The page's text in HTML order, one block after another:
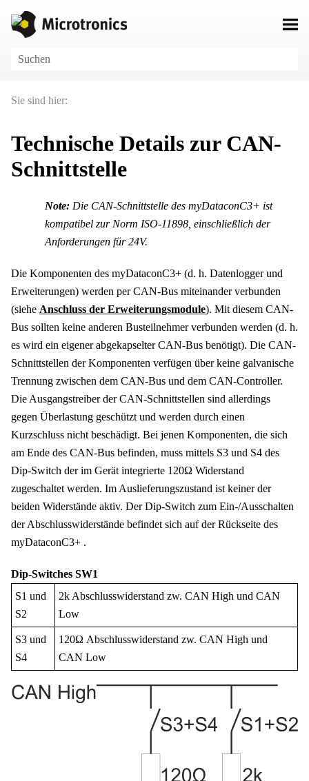
Zu Hauptinhalt springen
Sie sind hier:
Technische Details zur CAN-
Schnittstelle
Note: Die CAN-Schnittstelle desmyDataconC3+ ist
kompatibel zur Norm ISO-11898, einschließlich der
Anforderungen für 24V.
Die Komponenten des myDataconC3+ (d. h. Datenlogger und
Erweiterungen) werden per CAN-Bus miteinander verbunden
(siehe Anschluss der Erweiterungsmodule). Mit diesem CAN-
Bus sollten keine anderen Busteilnehmer verbunden werden (d. h.
es wird ein eigener abgekapselter CAN-Bus benötigt). Die CAN-
Schnittstellen der Komponenten verfügen über keine galvanische
Trennung zwischen dem CAN-Bus und dem CAN-Controller.
Die Ausgangstreiber der CAN-Schnittstellen sind allerdings
gegen Überlastung geschützt und werden durch einen
Kurzschluss nicht beschädigt. Bei jenen Komponenten, die sich
am Ende des CAN-Bus befinden, muss mittels S3 und S4 des
Dip-Switch der im Gerät integrierte 120Ω Widerstand
zugeschaltet werden. Im Auslieferungszustand ist keiner der
beiden Widerstände aktiv. Der Dip-Switch zum Ein-/Ausschalten
der Abschlusswiderstände befindet sich auf der Rückseite des
myDataconC3+ .
Dip-Switches SW1
S1 und
S2
2k Abschlusswiderstand zw. CAN High und CAN
Low
S3 und
S4
120Ω Abschlusswiderstand zw. CAN High und
CAN Low